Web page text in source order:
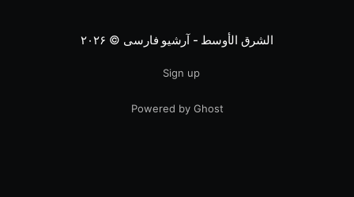
الشرق الأوسط - آرشیو فارسی © ۲۰۲۶
Sign up
Powered by Ghost